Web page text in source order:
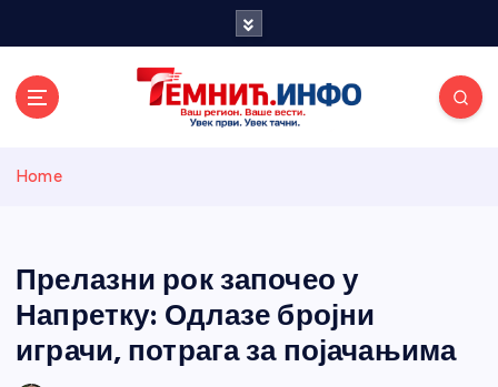
и портал
Home
Прелазни рок започео у
Напретку: Одлазе бројни
играчи, потрага за појачањима